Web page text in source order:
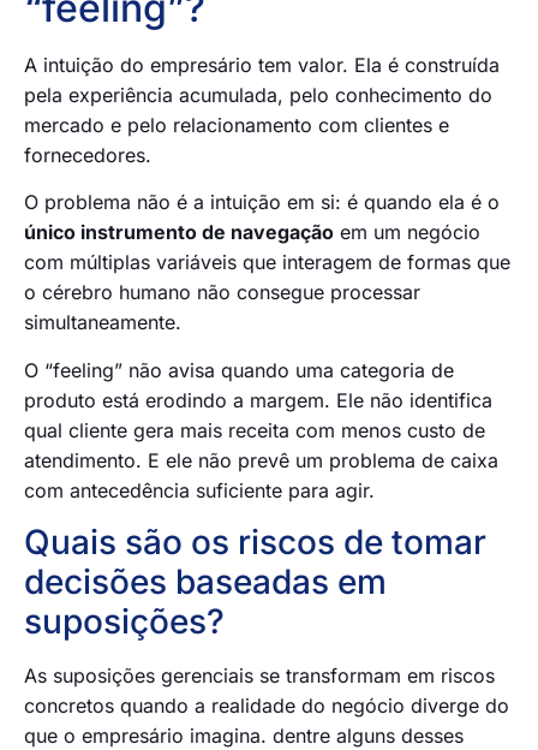
A intuição do empresário tem valor. Ela é construída
pela experiência acumulada, pelo conhecimento do
mercado e pelo relacionamento com clientes e
fornecedores.
O problema não é a intuição em si: é quando ela é o
único instrumento de navegação em um negócio
com múltiplas variáveis que interagem de formas que
o cérebro humano não consegue processar
simultaneamente.
O “feeling” não avisa quando uma categoria de
produto está erodindo a margem. Ele não identifica
qual cliente gera mais receita com menos custo de
atendimento. E ele não prevê um problema de caixa
com antecedência suficiente para agir.
Quais são os riscos de tomar
decisões baseadas em
suposições?
As suposições gerenciais se transformam em riscos
concretos quando a realidade do negócio diverge do
que o empresário imagina. dentre alguns desses